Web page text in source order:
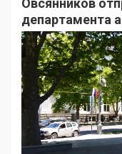
Овсянников
департамента